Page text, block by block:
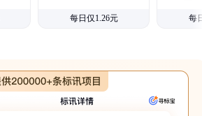
每日仅1.26元 每